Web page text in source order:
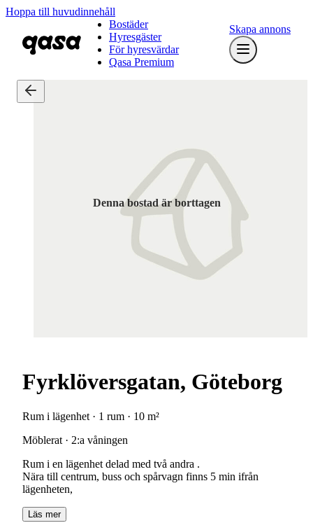
Hoppa till huvudinnehåll
Bostäder
Hyresgäster
För hyresvärdar
Qasa Premium
Skapa annons
Denna bostad är borttagen
Fyrklöversgatan, Göteborg
Rum i lägenhet · 1 rum · 10 m²
Möblerat · 2:a våningen
Rum i en lägenhet delad med två andra .
Nära till centrum, buss och spårvagn finns 5 min ifrån
lägenheten,
Läs mer